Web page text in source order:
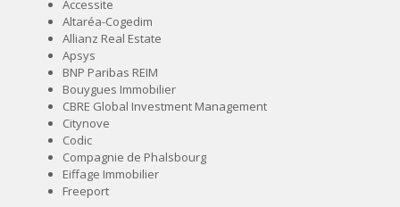
Accessite
Altaréa-Cogedim
Allianz Real Estate
Apsys
BNP Paribas REIM
Bouygues Immobilier
CBRE Global Investment Management
Citynove
Codic
Compagnie de Phalsbourg
Eiffage Immobilier
Freeport